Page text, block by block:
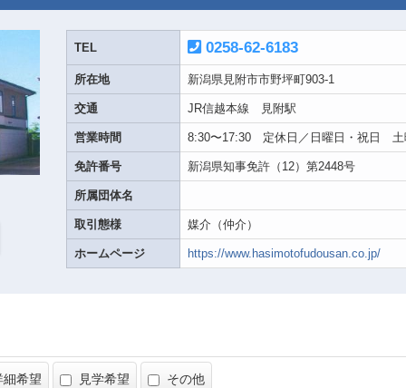
TEL 0258-62-6183
所在地 新潟県見附市市野坪町903-1
交通 JR信越本線 見附駅
営業時間 8:30〜17:30 定休日／日曜日・祝日 土
免許番号 新潟県知事免許（12）第2448号
所属団体名
取引態様 媒介（仲介）
ホームページ https://www.hasimotofudousan.co.jp/
希望 見学希望 その他